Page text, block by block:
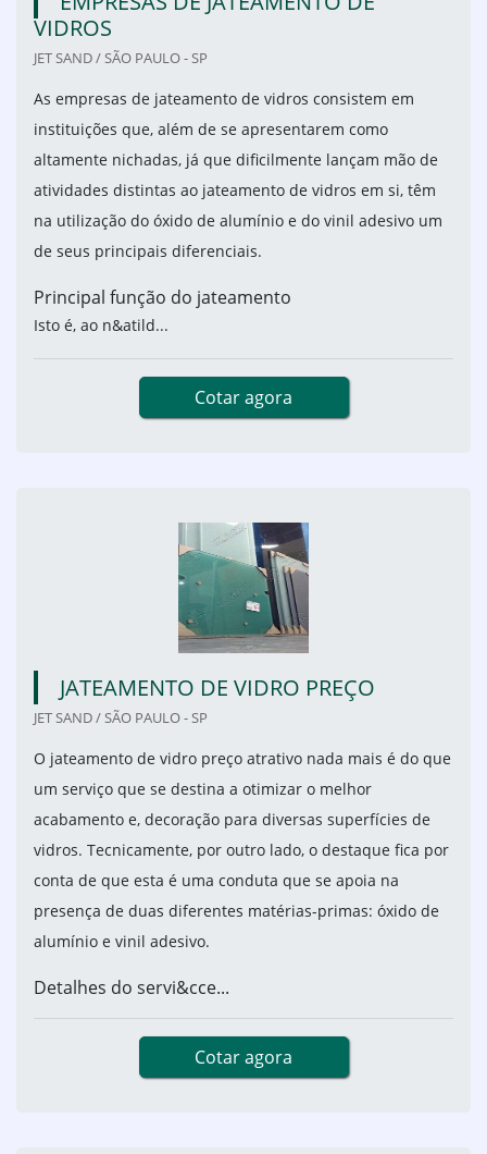
VIDROS
JET SAND / SÃO PAULO - SP
As empresas de jateamento de vidros consistem em
instituições que, além de se apresentarem como
altamente nichadas, já que dificilmente lançam mão de
atividades distintas ao jateamento de vidros em si, têm
na utilização do óxido de alumínio e do vinil adesivo um
de seus principais diferenciais.
Principal função do jateamento
Isto é, ao n&atild...
Cotar agora
JATEAMENTO DE VIDRO PREÇO
JET SAND / SÃO PAULO - SP
O jateamento de vidro preço atrativo nada mais é do que
um serviço que se destina a otimizar o melhor
acabamento e, decoração para diversas superfícies de
vidros. Tecnicamente, por outro lado, o destaque fica por
conta de que esta é uma conduta que se apoia na
presença de duas diferentes matérias-primas: óxido de
alumínio e vinil adesivo.
Detalhes do servi&cce...
Cotar agora